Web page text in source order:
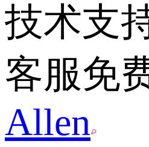
技术支
客服免
Allen